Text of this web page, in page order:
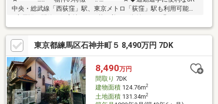
中央・総武線「西荻窪」駅、東京メトロ「荻窪」駅も利用可能
だけます。◆スーパー、コンビニ、公園等、生活環境良好♪◆室
内大変きれいな状態です。◆前面道路約4.5ｍと駐車のしやすい道
路是非、現地をご確認ください！☆━━━…‥ ・ ━☆━ ・ ‥…
━━━☆
東京都練馬区石神井町５ 8,490万円 7DK
8,490万円
間取り 7DK
建物面積124.76m2
土地面積131.34m2